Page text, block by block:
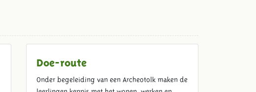
Doe-route
Onder begeleiding van een Archeotolk maken de